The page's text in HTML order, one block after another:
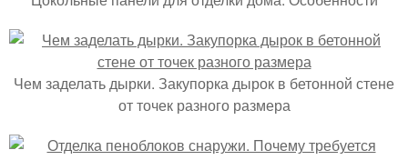
Чем заделать дырки. Закупорка дырок в бетонной стене
от точек разного размера